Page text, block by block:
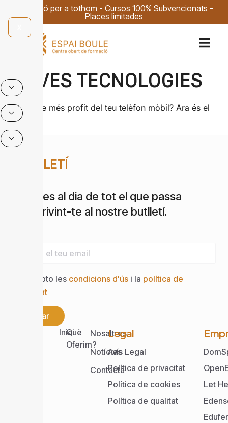
Formació per a tothom - Cursos 100% Subvencionats -
Places limitades
NOVES TECNOLOGIES
Vols treure més profit del teu telèfon mòbil? Ara és el
moment!
BUTLLETÍ
Estigues al dia de tot el que passa
subscrivint-te al nostre butlletí.
Accepto les condicions d'ús i la política de
privacitat
Enviar
IniciQuè
Oferim?
Nosaltres
Notícies
Contacta
Legal
Avís Legal
Política de privacitat
Política de cookies
Política de qualitat
Let